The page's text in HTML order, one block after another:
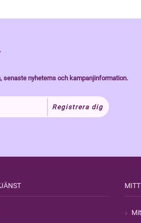
senaste nyheterns och kampanjinformation.
Registrera dig